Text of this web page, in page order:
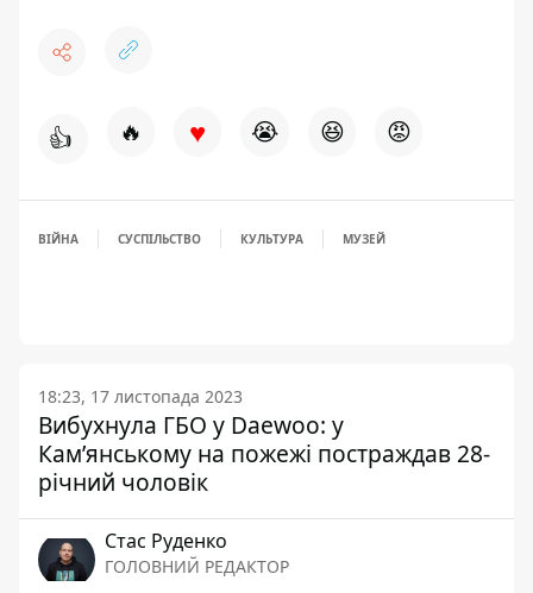
👍 🔥 ♥ 😭 😆 😡
ВІЙНА СУСПІЛЬСТВО КУЛЬТУРА МУЗЕЙ
18:23, 17 листопада 2023
Вибухнула ГБО у Daewoo: у
Кам’янському на пожежі постраждав 28-
річний чоловік
Стас Руденко
ГОЛОВНИЙ РЕДАКТОР